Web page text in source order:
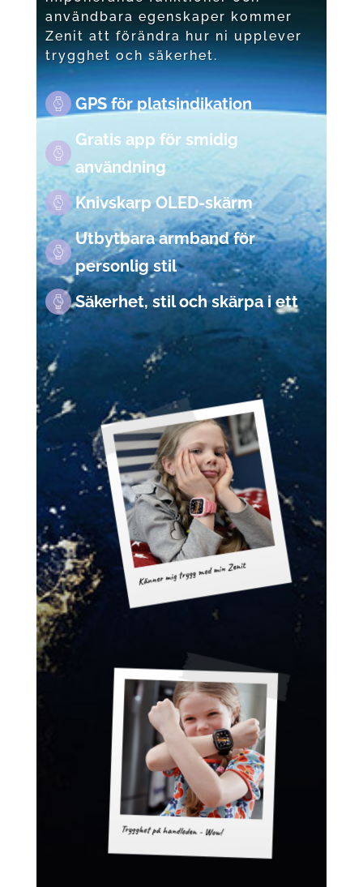
användbara egenskaper kommer
Zenit att förändra hur ni upplever
trygghet och säkerhet.
GPS för platsindikation
Gratis app för smidig
användning
Knivskarp OLED-skärm
Utbytbara armband för
personlig stil
Säkerhet, stil och skärpa i ett